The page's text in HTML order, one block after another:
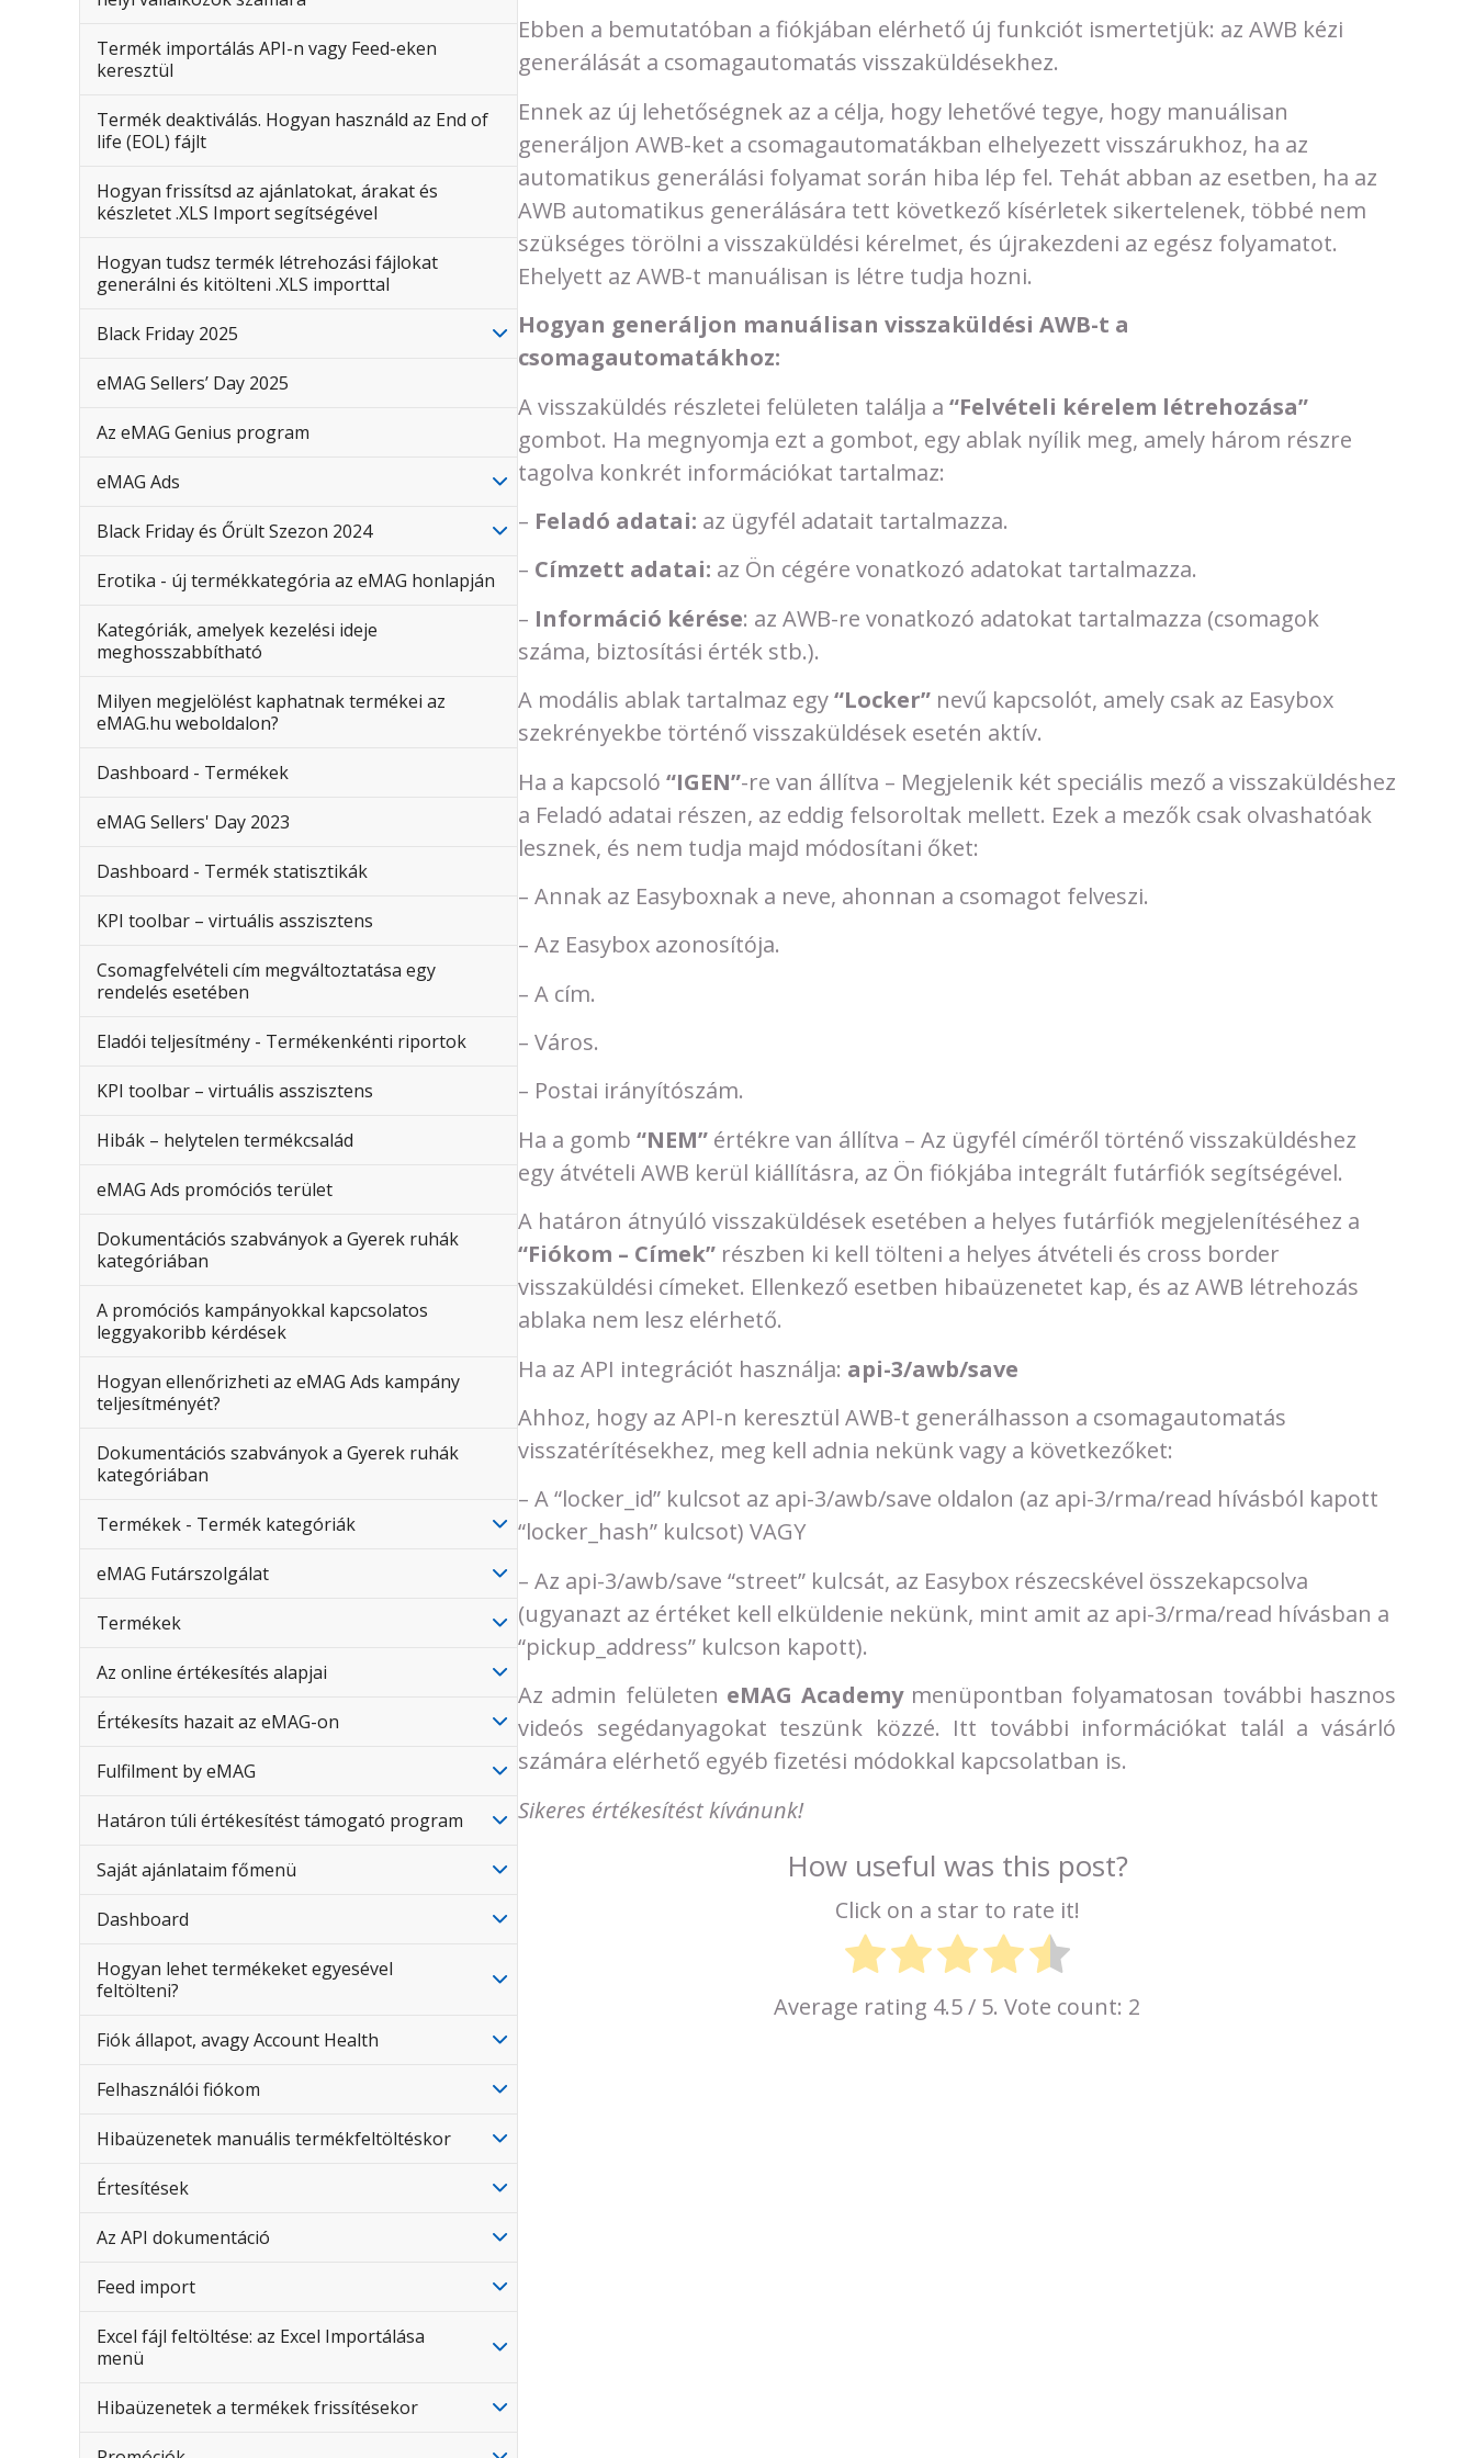
Termék importálás API-n vagy Feed-eken
keresztül
Termék deaktiválás. Hogyan használd az End of
life (EOL) fájlt
Hogyan frissítsd az ajánlatokat, árakat és
készletet .XLS Import segítségével
Hogyan tudsz termék létrehozási fájlokat
generálni és kitölteni .XLS importtal
Black Friday 2025
eMAG Sellers’ Day 2025
Az eMAG Genius program
eMAG Ads
Black Friday és Őrült Szezon 2024
Erotika - új termékkategória az eMAG honlapján
Kategóriák, amelyek kezelési ideje
meghosszabbítható
Milyen megjelölést kaphatnak termékei az
eMAG.hu weboldalon?
Dashboard - Termékek
eMAG Sellers' Day 2023
Dashboard - Termék statisztikák
KPI toolbar – virtuális asszisztens
Csomagfelvételi cím megváltoztatása egy
rendelés esetében
Eladói teljesítmény - Termékenkénti riportok
KPI toolbar – virtuális asszisztens
Hibák – helytelen termékcsalád
eMAG Ads promóciós terület
Dokumentációs szabványok a Gyerek ruhák
kategóriában
A promóciós kampányokkal kapcsolatos
leggyakoribb kérdések
Hogyan ellenőrizheti az eMAG Ads kampány
teljesítményét?
Dokumentációs szabványok a Gyerek ruhák
kategóriában
Termékek - Termék kategóriák
eMAG Futárszolgálat
Termékek
Az online értékesítés alapjai
Értékesíts hazait az eMAG-on
Fulfilment by eMAG
Határon túli értékesítést támogató program
Saját ajánlataim főmenü
Dashboard
Hogyan lehet termékeket egyesével
feltölteni?
Fiók állapot, avagy Account Health
Felhasználói fiókom
Hibaüzenetek manuális termékfeltöltéskor
Értesítések
Az API dokumentáció
Feed import
Excel fájl feltöltése: az Excel Importálása
menü
Hibaüzenetek a termékek frissítésekor
Ebben a bemutatóban a fiókjában elérhető új funkciót ismertetjük: az AWB kézi
generálását a csomagautomatás visszaküldésekhez.
Ennek az új lehetőségnek az a célja, hogy lehetővé tegye, hogy manuálisan
generáljon AWB-ket a csomagautomatákban elhelyezett visszárukhoz, ha az
automatikus generálási folyamat során hiba lép fel. Tehát abban az esetben, ha az
AWB automatikus generálására tett következő kísérletek sikertelenek, többé nem
szükséges törölni a visszaküldési kérelmet, és újrakezdeni az egész folyamatot.
Ehelyett az AWB-t manuálisan is létre tudja hozni.
Hogyan generáljon manuálisan visszaküldési AWB-t a
csomagautomatákhoz:
A visszaküldés részletei felületen találja a “Felvételi kérelem létrehozása”
gombot. Ha megnyomja ezt a gombot, egy ablak nyílik meg, amely három részre
tagolva konkrét információkat tartalmaz:
– Feladó adatai: az ügyfél adatait tartalmazza.
– Címzett adatai: az Ön cégére vonatkozó adatokat tartalmazza.
– Információ kérése: az AWB-re vonatkozó adatokat tartalmazza (csomagok
száma, biztosítási érték stb.).
A modális ablak tartalmaz egy“Locker” nevű kapcsolót, amely csak az Easybox
szekrényekbe történő visszaküldések esetén aktív.
Ha a kapcsoló “IGEN”-re van állítva – Megjelenik két speciális mező a visszaküldéshez
a Feladó adatai részen, az eddig felsoroltak mellett. Ezek a mezők csak olvashatóak
lesznek, és nem tudja majd módosítani őket:
– Annak az Easyboxnak a neve, ahonnan a csomagot felveszi.
– Az Easybox azonosítója.
– A cím.
– Város.
– Postai irányítószám.
Ha a gomb “NEM” értékre van állítva – Az ügyfél címéről történő visszaküldéshez
egy átvételi AWB kerül kiállításra, az Ön fiókjába integrált futárfiók segítségével.
A határon átnyúló visszaküldések esetében a helyes futárfiók megjelenítéséhez a
“Fiókom – Címek” részben ki kell tölteni a helyes átvételi és cross border
visszaküldési címeket. Ellenkező esetben hibaüzenetet kap, és az AWB létrehozás
ablaka nem lesz elérhető.
Ha az API integrációt használja: api-3/awb/save
Ahhoz, hogy az API-n keresztül AWB-t generálhasson a csomagautomatás
visszatérítésekhez, meg kell adnia nekünk vagy a következőket:
– A “locker_id” kulcsot az api-3/awb/save oldalon (az api-3/rma/read hívásból kapott
“locker_hash” kulcsot) VAGY
– Az api-3/awb/save “street” kulcsát, az Easybox részecskével összekapcsolva
(ugyanazt az értéket kell elküldenie nekünk, mint amit az api-3/rma/read hívásban a
“pickup_address” kulcson kapott).
Az admin felületen eMAG Academy menüpontban folyamatosan további hasznos
videós segédanyagokat teszünk közzé. Itt további információkat talál a vásárló
számára elérhető egyéb fizetési módokkal kapcsolatban is.
Sikeres értékesítést kívánunk!
How useful was this post?
Click on a star to rate it!
Average rating 4.5/ 5. Vote count: 2